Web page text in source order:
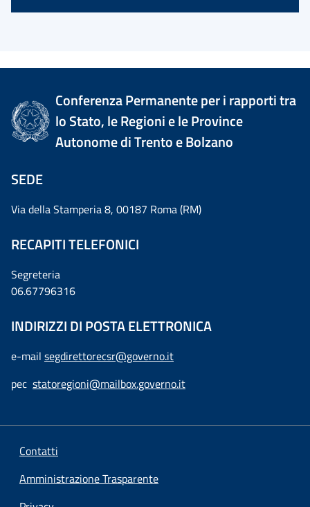
Conferenza Permanente per i rapporti tra
lo Stato, le Regioni e le Province
Autonome di Trento e Bolzano
SEDE
Via della Stamperia 8, 00187 Roma (RM)
RECAPITI TELEFONICI
Segreteria
06.67796316
INDIRIZZI DI POSTA ELETTRONICA
e-mail segdirettorecsr@governo.it
pec statoregioni@mailbox.governo.it
Contatti
Amministrazione Trasparente